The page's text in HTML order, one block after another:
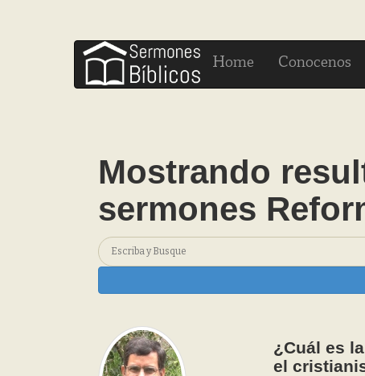
Home Conocenos
Mostrando
sermones
¿Cuál es
el